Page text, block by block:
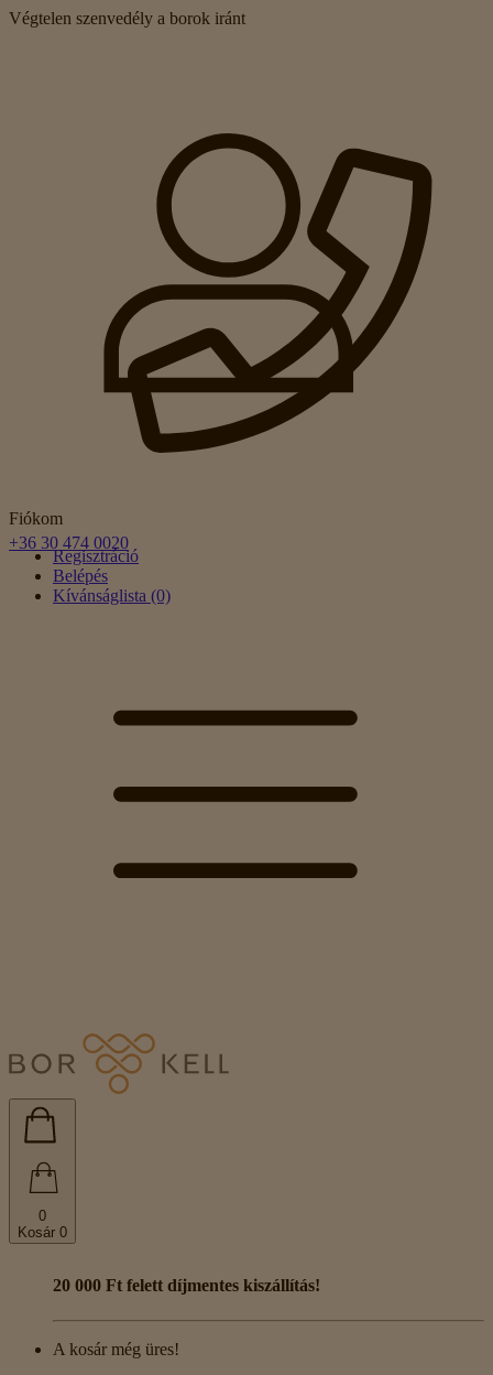
Végtelen szenvedély a borok iránt
Fiókom
Regisztráció
Belépés
Kívánságlista (0)
+36 30 474 0020
0
Kosár 0
20 000 Ft felett díjmentes kiszállítás!
A kosár még üres!